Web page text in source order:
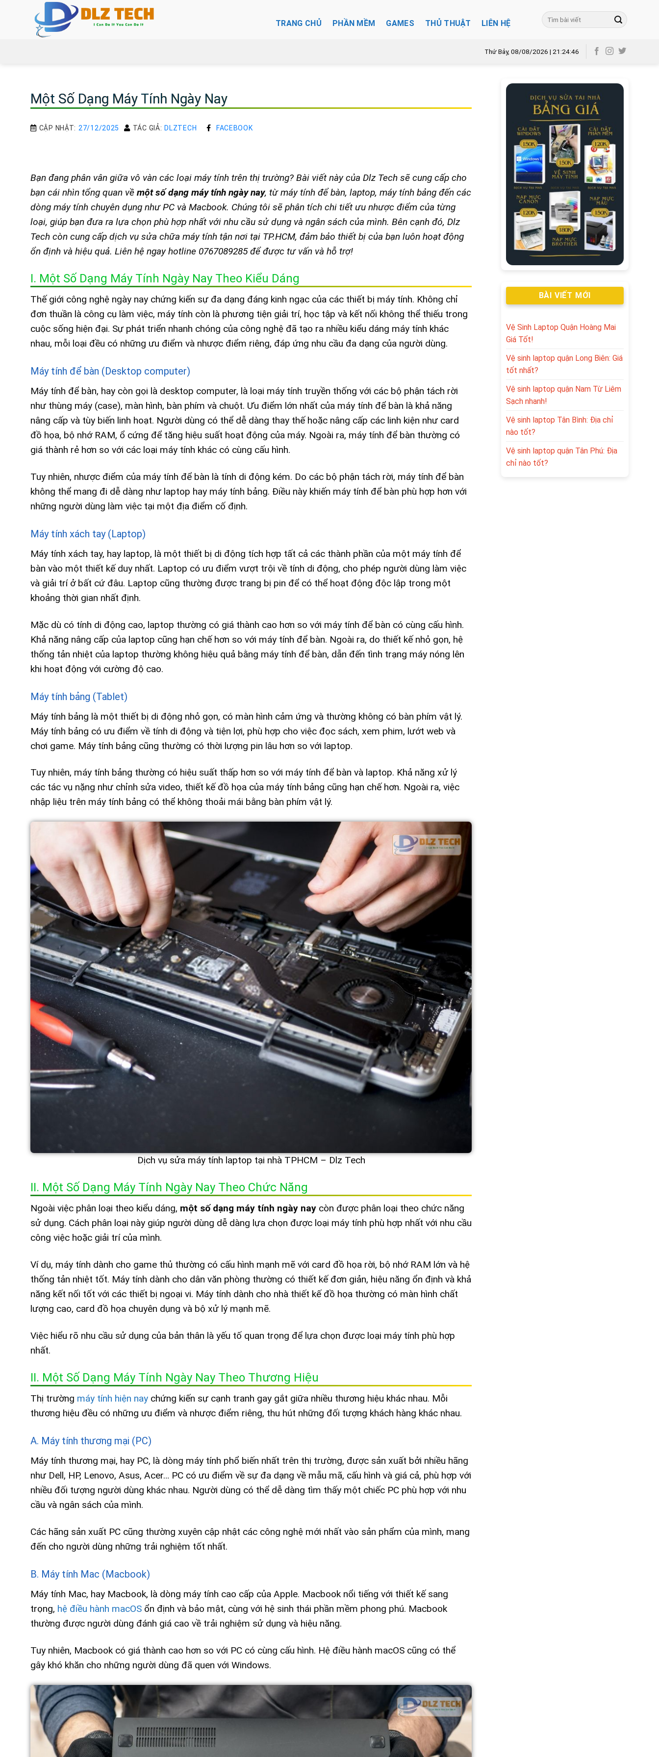
TRANG CHỦ PHẦN MỀM GAMES THỦ THUẬT LIÊN HỆ
Thứ Bảy, 08/08/2026 | 21:24:48
Một Số Dạng Máy Tính Ngày Nay
CẬP NHẬT: 27/12/2025 TÁC GIẢ: DLZTECH FACEBOOK
Bạn đang phân vân giữa vô vàn các loại máy tính trên thị trường? Bài viết này của Dlz Tech sẽ cung cấp cho
bạn cái nhìn tổng quan về một số dạng máy tính ngày nay, từ máy tính để bàn, laptop, máy tính bảng đến các
dòng máy tính chuyên dụng như PC và Macbook. Chúng tôi sẽ phân tích chi tiết ưu nhược điểm của từng
loại, giúp bạn đưa ra lựa chọn phù hợp nhất với nhu cầu sử dụng và ngân sách của mình. Bên cạnh đó, Dlz
Tech còn cung cấp dịch vụ sửa chữa máy tính tận nơi tại TP.HCM, đảm bảo thiết bị của bạn luôn hoạt động
ổn định và hiệu quả. Liên hệ ngay hotline 0767089285 để được tư vấn và hỗ trợ!
I. Một Số Dạng Máy Tính Ngày Nay Theo Kiểu Dáng
Thế giới công nghệ ngày nay chứng kiến sự đa dạng đáng kinh ngạc của các thiết bị máy tính. Không chỉ
đơn thuần là công cụ làm việc, máy tính còn là phương tiện giải trí, học tập và kết nối không thể thiếu trong
cuộc sống hiện đại. Sự phát triển nhanh chóng của công nghệ đã tạo ra nhiều kiểu dáng máy tính khác
nhau, mỗi loại đều có những ưu điểm và nhược điểm riêng, đáp ứng nhu cầu đa dạng của người dùng.
Máy tính để bàn (Desktop computer)
Máy tính để bàn, hay còn gọi là desktop computer, là loại máy tính truyền thống với các bộ phận tách rời
như thùng máy (case), màn hình, bàn phím và chuột. Ưu điểm lớn nhất của máy tính để bàn là khả năng
nâng cấp và tùy biến linh hoạt. Người dùng có thể dễ dàng thay thế hoặc nâng cấp các linh kiện như card
đồ họa, bộ nhớ RAM, ổ cứng để tăng hiệu suất hoạt động của máy. Ngoài ra, máy tính để bàn thường có
giá thành rẻ hơn so với các loại máy tính khác có cùng cấu hình.
Tuy nhiên, nhược điểm của máy tính để bàn là tính di động kém. Do các bộ phận tách rời, máy tính để bàn
không thể mang đi dễ dàng như laptop hay máy tính bảng. Điều này khiến máy tính để bàn phù hợp hơn với
những người dùng làm việc tại một địa điểm cố định.
Máy tính xách tay (Laptop)
Máy tính xách tay, hay laptop, là một thiết bị di động tích hợp tất cả các thành phần của một máy tính để
bàn vào một thiết kế duy nhất. Laptop có ưu điểm vượt trội về tính di động, cho phép người dùng làm việc
và giải trí ở bất cứ đâu. Laptop cũng thường được trang bị pin để có thể hoạt động độc lập trong một
khoảng thời gian nhất định.
Mặc dù có tính di động cao, laptop thường có giá thành cao hơn so với máy tính để bàn có cùng cấu hình.
Khả năng nâng cấp của laptop cũng hạn chế hơn so với máy tính để bàn. Ngoài ra, do thiết kế nhỏ gọn, hệ
thống tản nhiệt của laptop thường không hiệu quả bằng máy tính để bàn, dẫn đến tình trạng máy nóng lên
khi hoạt động với cường độ cao.
Máy tính bảng (Tablet)
Máy tính bảng là một thiết bị di động nhỏ gọn, có màn hình cảm ứng và thường không có bàn phím vật lý.
Máy tính bảng có ưu điểm về tính di động và tiện lợi, phù hợp cho việc đọc sách, xem phim, lướt web và
chơi game. Máy tính bảng cũng thường có thời lượng pin lâu hơn so với laptop.
Tuy nhiên, máy tính bảng thường có hiệu suất thấp hơn so với máy tính để bàn và laptop. Khả năng xử lý
các tác vụ nặng như chỉnh sửa video, thiết kế đồ họa của máy tính bảng cũng hạn chế hơn. Ngoài ra, việc
nhập liệu trên máy tính bảng có thể không thoải mái bằng bàn phím vật lý.
Dịch vụ sửa máy tính laptop tại nhà TPHCM – Dlz Tech
II. Một Số Dạng Máy Tính Ngày Nay Theo Chức Năng
Ngoài việc phân loại theo kiểu dáng, một số dạng máy tính ngày nay còn được phân loại theo chức năng
sử dụng. Cách phân loại này giúp người dùng dễ dàng lựa chọn được loại máy tính phù hợp nhất với nhu cầu
công việc hoặc giải trí của mình.
Ví dụ, máy tính dành cho game thủ thường có cấu hình mạnh mẽ với card đồ họa rời, bộ nhớ RAM lớn và hệ
thống tản nhiệt tốt. Máy tính dành cho dân văn phòng thường có thiết kế đơn giản, hiệu năng ổn định và khả
năng kết nối tốt với các thiết bị ngoại vi. Máy tính dành cho nhà thiết kế đồ họa thường có màn hình chất
lượng cao, card đồ họa chuyên dụng và bộ xử lý mạnh mẽ.
Việc hiểu rõ nhu cầu sử dụng của bản thân là yếu tố quan trọng để lựa chọn được loại máy tính phù hợp
nhất.
II. Một Số Dạng Máy Tính Ngày Nay Theo Thương Hiệu
Thị trường máy tính hiện nay chứng kiến sự cạnh tranh gay gắt giữa nhiều thương hiệu khác nhau. Mỗi
thương hiệu đều có những ưu điểm và nhược điểm riêng, thu hút những đối tượng khách hàng khác nhau.
A. Máy tính thương mại (PC)
Máy tính thương mại, hay PC, là dòng máy tính phổ biến nhất trên thị trường, được sản xuất bởi nhiều hãng
như Dell, HP, Lenovo, Asus, Acer… PC có ưu điểm về sự đa dạng về mẫu mã, cấu hình và giá cả, phù hợp với
nhiều đối tượng người dùng khác nhau. Người dùng có thể dễ dàng tìm thấy một chiếc PC phù hợp với nhu
cầu và ngân sách của mình.
Các hãng sản xuất PC cũng thường xuyên cập nhật các công nghệ mới nhất vào sản phẩm của mình, mang
đến cho người dùng những trải nghiệm tốt nhất.
B. Máy tính Mac (Macbook)
Máy tính Mac, hay Macbook, là dòng máy tính cao cấp của Apple. Macbook nổi tiếng với thiết kế sang
trọng, hệ điều hành macOS ổn định và bảo mật, cùng với hệ sinh thái phần mềm phong phú. Macbook
thường được người dùng đánh giá cao về trải nghiệm sử dụng và hiệu năng.
Tuy nhiên, Macbook có giá thành cao hơn so với PC có cùng cấu hình. Hệ điều hành macOS cũng có thể
gây khó khăn cho những người dùng đã quen với Windows.
BÀI VIẾT MỚI
Vệ Sinh Laptop Quận Hoàng Mai
Giá Tốt!
Vệ sinh laptop quận Long Biên: Giá
tốt nhất?
Vệ sinh laptop quận Nam Từ Liêm
Sạch nhanh!
Vệ sinh laptop Tân Bình: Địa chỉ
nào tốt?
Vệ sinh laptop quận Tân Phú: Địa
chỉ nào tốt?